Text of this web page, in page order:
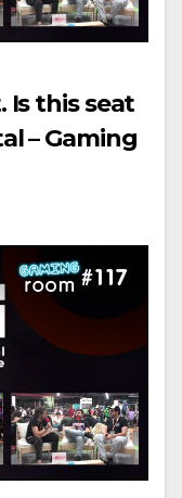
Is this seat
– Gaming